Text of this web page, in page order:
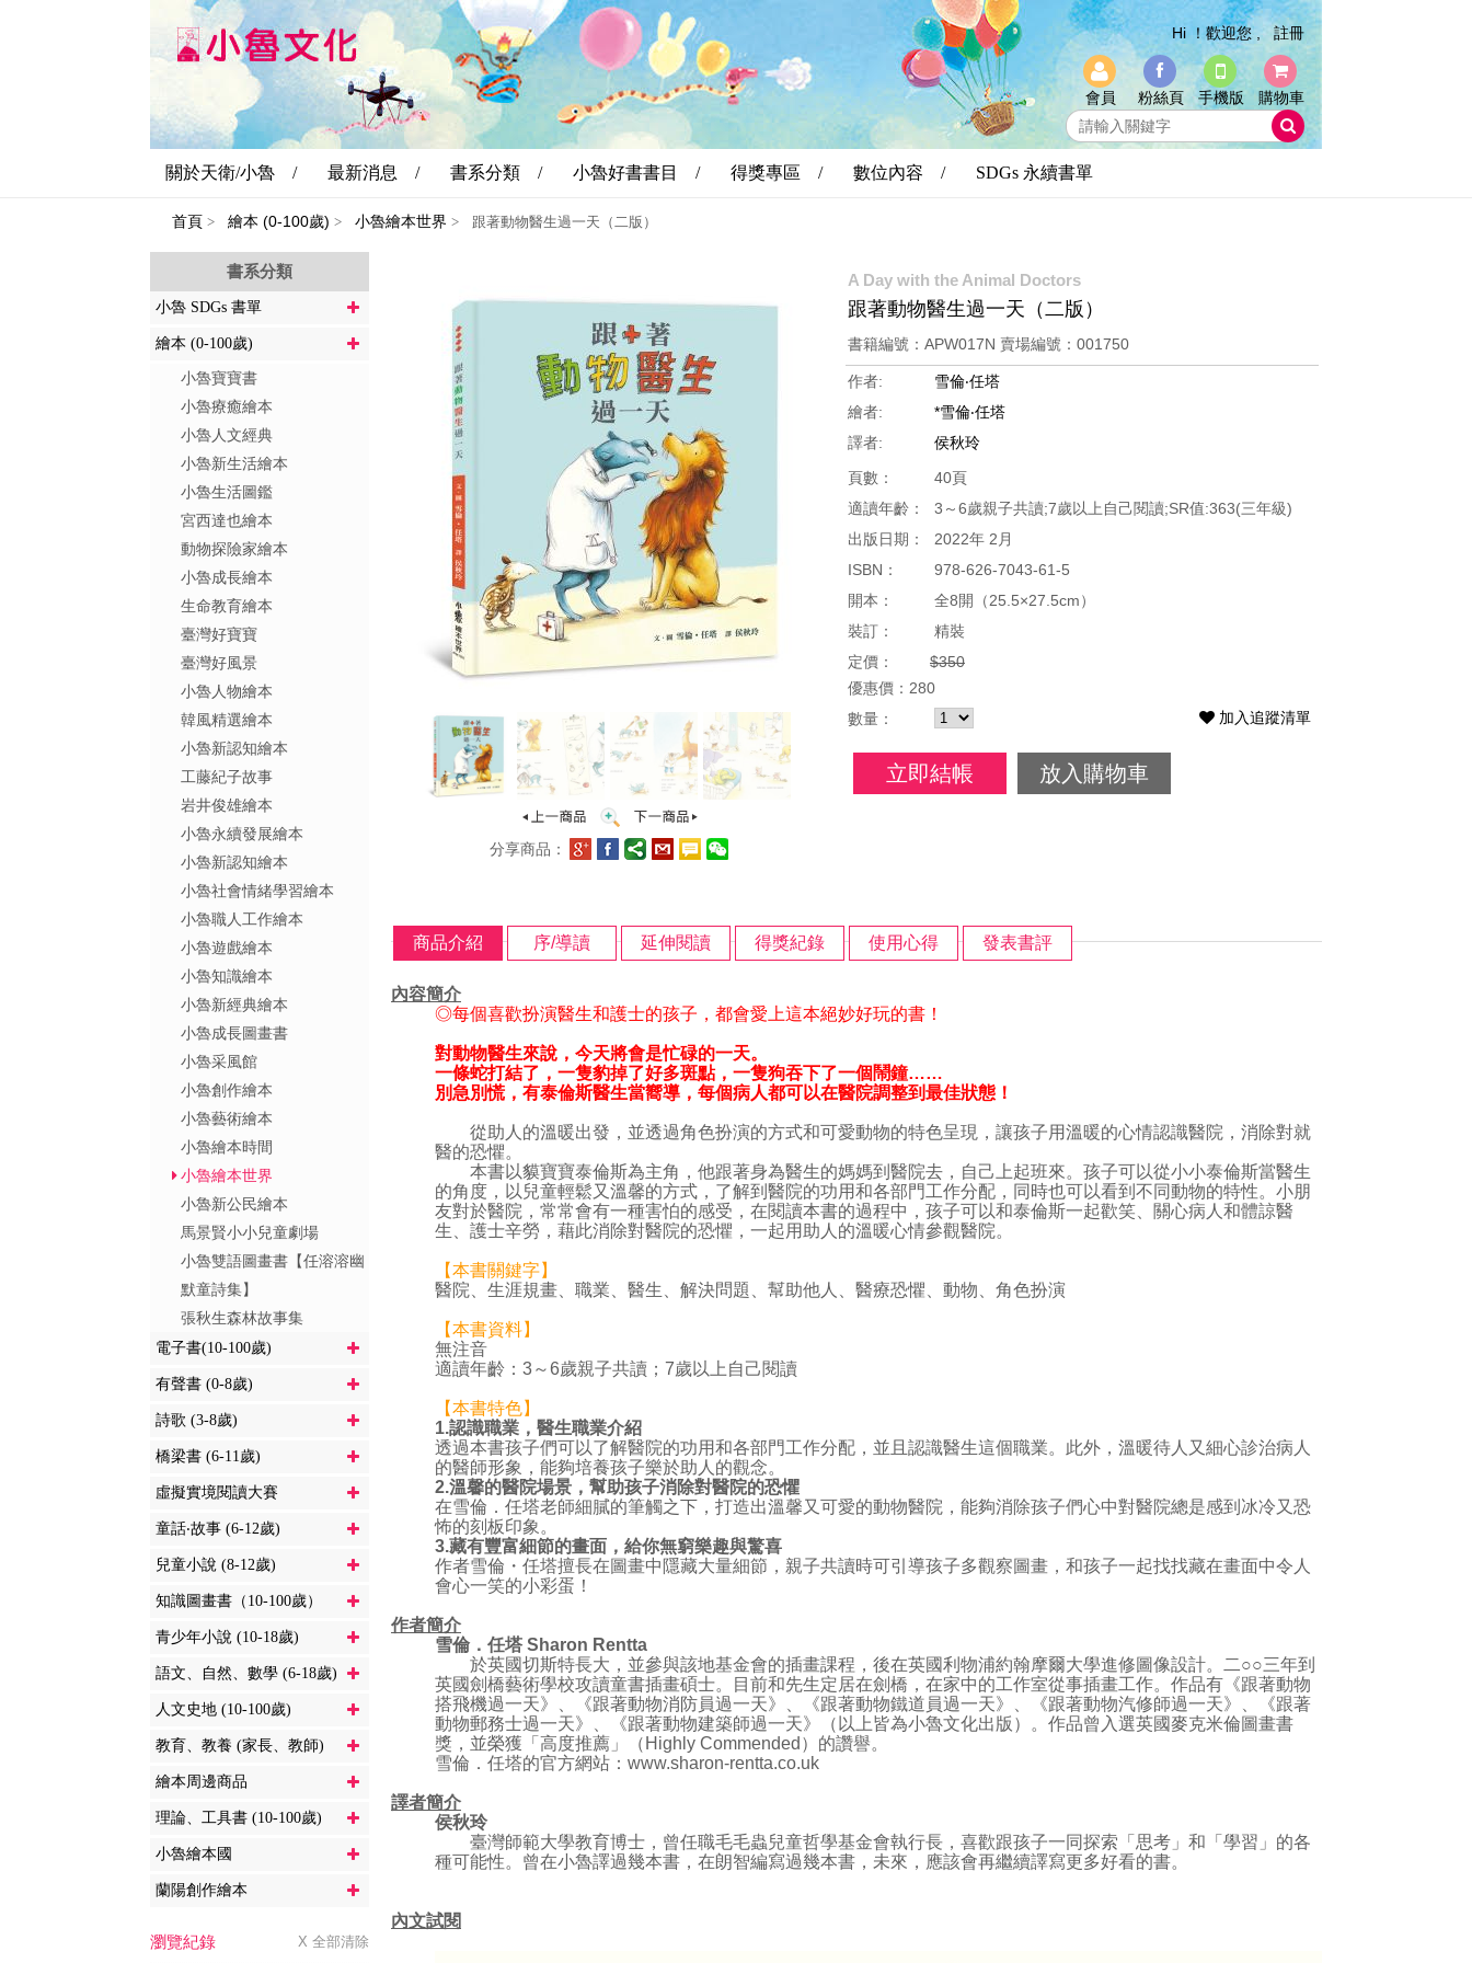
Hi ！歡迎您 , 註冊
會員 粉絲頁 手機版 購物車
關於天衛/小魯 / 最新消息 / 書系分類 / 小魯好書書目 / 得獎專區 / 數位內容 / SDGs 永續書單
首頁 > 繪本 (0-100歲) > 小魯繪本世界 > 跟著動物醫生過一天（二版）
書系分類
小魯 SDGs 書單
繪本 (0-100歲)
小魯寶寶書
小魯療癒繪本
小魯人文經典
小魯新生活繪本
小魯生活圖鑑
宮西達也繪本
動物探險家繪本
小魯成長繪本
生命教育繪本
臺灣好寶寶
臺灣好風景
小魯人物繪本
韓風精選繪本
小魯新認知繪本
工藤紀子故事
岩井俊雄繪本
小魯永續發展繪本
小魯新認知繪本
小魯社會情緒學習繪本
小魯職人工作繪本
小魯遊戲繪本
小魯知識繪本
小魯新經典繪本
小魯成長圖畫書
小魯采風館
小魯創作繪本
小魯藝術繪本
小魯繪本時間
小魯繪本世界
小魯新公民繪本
馬景賢小小兒童劇場
小魯雙語圖畫書【任溶溶幽
默童詩集】
張秋生森林故事集
電子書(10-100歲)
有聲書 (0-8歲)
詩歌 (3-8歲)
橋梁書 (6-11歲)
虛擬實境閱讀大賽
童話‧故事 (6-12歲)
兒童小說 (8-12歲)
知識圖畫書（10-100歲）
青少年小說 (10-18歲)
語文、自然、數學 (6-18歲)
人文史地 (10-100歲)
教育、教養 (家長、教師)
繪本周邊商品
理論、工具書 (10-100歲)
小魯繪本國
蘭陽創作繪本
瀏覽紀錄 X 全部清除
分享商品：
A Day with the Animal Doctors
跟著動物醫生過一天（二版）
書籍編號：APW017N 賣場編號：001750
作者:
雪倫‧任塔
繪者:
*雪倫‧任塔
譯者:
侯秋玲
頁數：
40頁
適讀年齡：
3～6歲親子共讀;7歲以上自己閱讀;SR值:363(三年級)
出版日期：
2022年 2月
ISBN：
978-626-7043-61-5
開本：
全8開（25.5×27.5cm）
裝訂：
精裝
定價：
$350
優惠價： 280
數量：
加入追蹤清單
立即結帳 放入購物車
商品介紹 序/導讀 延伸閱讀 得獎紀錄 使用心得 發表書評
內容簡介
◎每個喜歡扮演醫生和護士的孩子，都會愛上這本絕妙好玩的書！
對動物醫生來說，今天將會是忙碌的一天。
一條蛇打結了，一隻豹掉了好多斑點，一隻狗吞下了一個鬧鐘……
別急別慌，有泰倫斯醫生當嚮導，每個病人都可以在醫院調整到最佳狀態！
從助人的溫暖出發，並透過角色扮演的方式和可愛動物的特色呈現，讓孩子用溫暖的心情認識醫院，消除對就
醫的恐懼。
本書以貘寶寶泰倫斯為主角，他跟著身為醫生的媽媽到醫院去，自己上起班來。孩子可以從小小泰倫斯當醫生
的角度，以兒童輕鬆又溫馨的方式，了解到醫院的功用和各部門工作分配，同時也可以看到不同動物的特性。小朋
友對於醫院，常常會有一種害怕的感受，在閱讀本書的過程中，孩子可以和泰倫斯一起歡笑、關心病人和體諒醫
生、護士辛勞，藉此消除對醫院的恐懼，一起用助人的溫暖心情參觀醫院。
【本書關鍵字】
醫院、生涯規畫、職業、醫生、解決問題、幫助他人、醫療恐懼、動物、角色扮演
【本書資料】
無注音
適讀年齡：3～6歲親子共讀；7歲以上自己閱讀
【本書特色】
1.認識職業，醫生職業介紹
透過本書孩子們可以了解醫院的功用和各部門工作分配，並且認識醫生這個職業。此外，溫暖待人又細心診治病人
的醫師形象，能夠培養孩子樂於助人的觀念。
2.溫馨的醫院場景，幫助孩子消除對醫院的恐懼
在雪倫．任塔老師細膩的筆觸之下，打造出溫馨又可愛的動物醫院，能夠消除孩子們心中對醫院總是感到冰冷又恐
怖的刻板印象。
3.藏有豐富細節的畫面，給你無窮樂趣與驚喜
作者雪倫・任塔擅長在圖畫中隱藏大量細節，親子共讀時可引導孩子多觀察圖畫，和孩子一起找找藏在畫面中令人
會心一笑的小彩蛋！
作者簡介
雪倫．任塔 Sharon Rentta
於英國切斯特長大，並參與該地基金會的插畫課程，後在英國利物浦約翰摩爾大學進修圖像設計。二○○三年到
英國劍橋藝術學校攻讀童書插畫碩士。目前和先生定居在劍橋，在家中的工作室從事插畫工作。作品有《跟著動物
搭飛機過一天》、《跟著動物消防員過一天》、《跟著動物鐵道員過一天》、《跟著動物汽修師過一天》、《跟著
動物郵務士過一天》、《跟著動物建築師過一天》（以上皆為小魯文化出版）。作品曾入選英國麥克米倫圖畫書
獎，並榮獲「高度推薦」（Highly Commended）的讚譽。
雪倫．任塔的官方網站：www.sharon-rentta.co.uk
譯者簡介
侯秋玲
臺灣師範大學教育博士，曾任職毛毛蟲兒童哲學基金會執行長，喜歡跟孩子一同探索「思考」和「學習」的各
種可能性。曾在小魯譯過幾本書，在朗智編寫過幾本書，未來，應該會再繼續譯寫更多好看的書。
內文試閱